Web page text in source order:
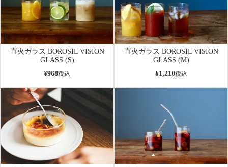
直火ガラス BOROSIL VISION
GLASS (S)
¥968税込
直火ガラス BOROSIL VISION
GLASS (M)
¥1,210税込